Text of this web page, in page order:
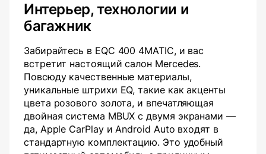
Интерьер, технологии и
багажник
Забирайтесь в EQC 400 4MATIC, и вас
встретит настоящий салон Mercedes.
Повсюду качественные материалы,
уникальные штрихи EQ, такие как акценты
цвета розового золота, и впечатляющая
двойная система MBUX с двумя экранами —
да, Apple CarPlay и Android Auto входят в
стандартную комплектацию. Это удобный